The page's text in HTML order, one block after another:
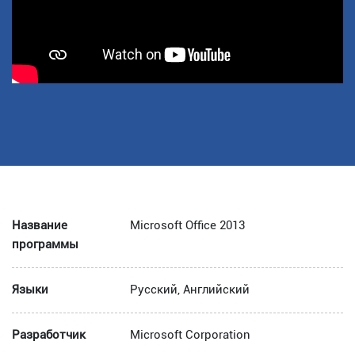
Название
программы
Microsoft Office 2013
Языки Русский, Английский
Разработчик Microsoft Corporation